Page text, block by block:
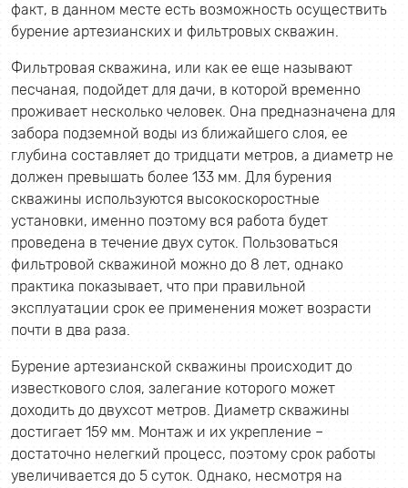
факт, в данном месте есть возможность осуществить
бурение артезианских и фильтровых скважин.
Фильтровая скважина, или как ее еще называют
песчаная, подойдет для дачи, в которой временно
проживает несколько человек. Она предназначена для
забора подземной воды из ближайшего слоя, ее
глубина составляет до тридцати метров, а диаметр не
должен превышать более 133 мм. Для бурения
скважины используются высокоскоростные
установки, именно поэтому вся работа будет
проведена в течение двух суток. Пользоваться
фильтровой скважиной можно до 8 лет, однако
практика показывает, что при правильной
эксплуатации срок ее применения может возрасти
почти в два раза.
Бурение артезианской скважины происходит до
известкового слоя, залегание которого может
доходить до двухсот метров. Диаметр скважины
достигает 159 мм. Монтаж и их укрепление –
достаточно нелегкий процесс, поэтому срок работы
увеличивается до 5 суток. Однако, несмотря на